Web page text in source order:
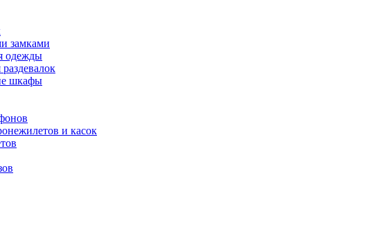
замками
одежды
шкафы
и касок